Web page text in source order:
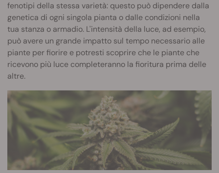
fenotipi della stessa varietà: questo può dipendere dalla
genetica di ogni singola pianta o dalle condizioni nella
tua stanza o armadio. L'intensità della luce, ad esempio,
può avere un grande impatto sul tempo necessario alle
piante per fiorire e potresti scoprire che le piante che
ricevono più luce completeranno la fioritura prima delle
altre.